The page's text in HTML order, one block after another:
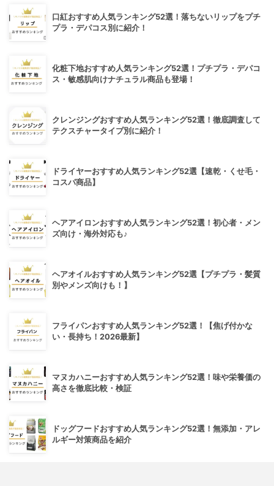
口紅おすすめ人気ランキング52選！落ちないリップをプチ
プラ・デパコス別に紹介！
化粧下地おすすめ人気ランキング52選！プチプラ・デパコ
ス・敏感肌向けナチュラル商品も登場！
クレンジングおすすめ人気ランキング52選！徹底調査して
テクスチャータイプ別に紹介！
ドライヤーおすすめ人気ランキング52選【速乾・くせ毛・
コスパ商品】
ヘアアイロンおすすめ人気ランキング52選！初心者・メン
ズ向け・海外対応も♪
ヘアオイルおすすめ人気ランキング52選【プチプラ・髪質
別やメンズ向けも！】
フライパンおすすめ人気ランキング52選！【焦げ付かな
い・長持ち！2026最新】
マヌカハニーおすすめ人気ランキング52選！味や栄養価の
高さを徹底比較・検証
ドッグフードおすすめ人気ランキング52選！無添加・アレ
ルギー対策商品を紹介